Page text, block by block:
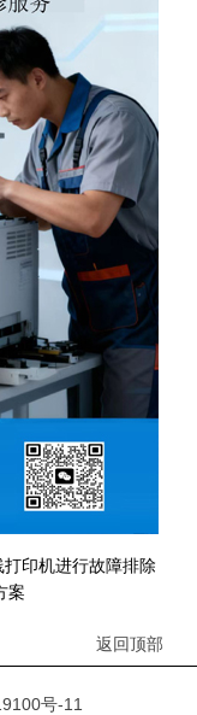
印机进行故障排除
案
返回顶部
号-11